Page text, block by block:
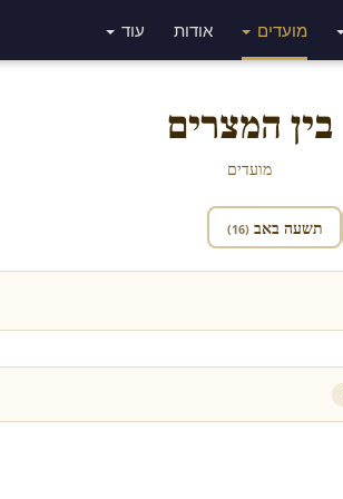
מועדים אודות עוד
בין המצרים
מועדים
תשעה באב(16)